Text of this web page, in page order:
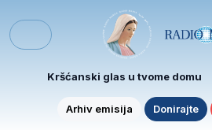
Menu
Kršćanski glas u tvome domu
Arhiv emisija Donirajte